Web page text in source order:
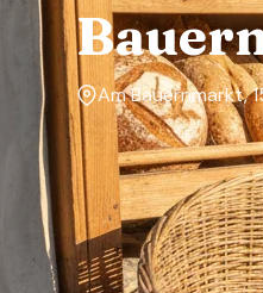
Am Bauernmarkt,